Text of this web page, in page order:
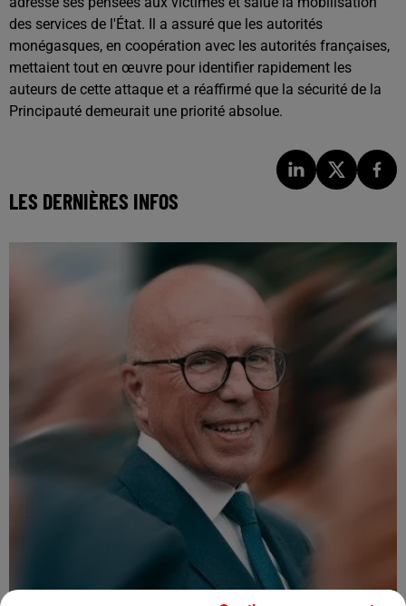
des services de l'État. Il a assuré que les autorités
monégasques, en coopération avec les autorités françaises,
mettaient tout en œuvre pour identifier rapidement les
auteurs de cette attaque et a réaffirmé que la sécurité de la
Principauté demeurait une priorité absolue.
LES DERNIÈRES INFOS